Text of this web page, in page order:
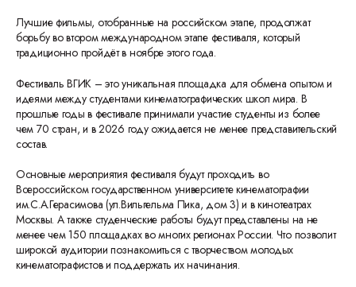
Лучшие фильмы, отобранные на российском этапе, продолжат
борьбу во втором международном этапе фестиваля, который
традиционно пройдёт в ноябре этого года.
Фестиваль ВГИК – это уникальная площадка для обмена опытом и
идеями между студентами кинематографических школ мира. В
прошлые годы в фестивале принимали участие студенты из более
чем 70 стран, и в 2026 году ожидается не менее представительский
состав.
Основные мероприятия фестиваля будут проходить во
Всероссийском государственном университете кинематографии
им.С.А.Герасимова (ул.Вильгельма Пика, дом 3) и в кинотеатрах
Москвы. А также студенческие работы будут представлены на не
менее чем 150 площадках во многих регионах России. Что позволит
широкой аудитории познакомиться с творчеством молодых
кинематографистов и поддержать их начинания.